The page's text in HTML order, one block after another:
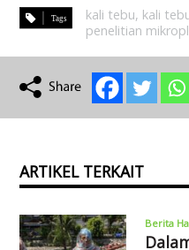
kali tebu, kali
penelitian
ARTIKEL TERKAIT
Berita